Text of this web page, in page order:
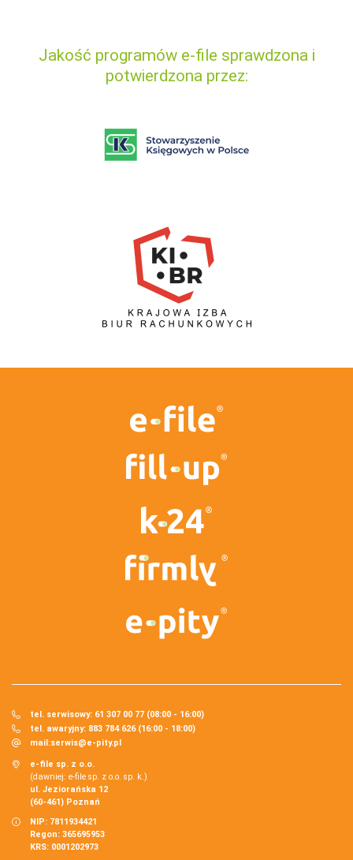
Jakość programów e-file sprawdzona i
potwierdzona przez:
tel. serwisowy: 61 307 00 77 (08:00 - 16:00)
tel. awaryjny: 883 784 626 (16:00 - 18:00)
mail:serwis@e-pity.pl
e-file sp. z o.o.
(dawniej: e-file sp. z o.o. sp. k.)
ul. Jeziorańska 12
(60-461) Poznań
NIP: 7811934421
Regon: 365695953
KRS: 0001202973